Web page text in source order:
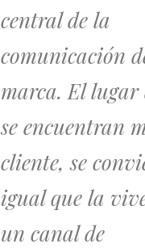
central de la
comunicación
marca. El lugar
se encuentran
cliente, se
igual que la
un canal de